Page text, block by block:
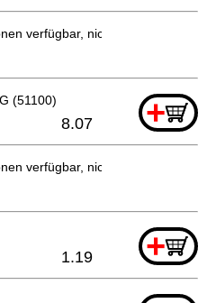
verfügbar, nicht bestellbar
(51100) +
8.07
verfügbar, nicht bestellbar
+
1.19